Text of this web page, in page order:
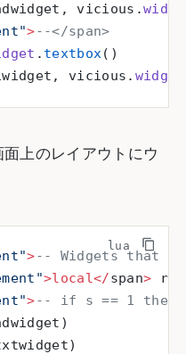
vicious.
>--</span>
. textbox()
vicious.
上のレイアウトにウ
>-- Widgets that
>local</span>
>-- if s == 1 then